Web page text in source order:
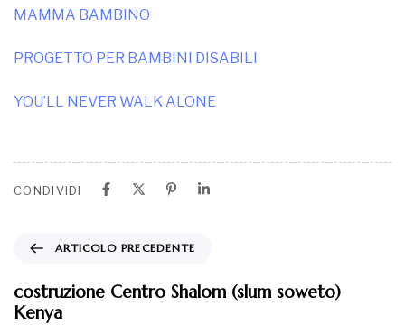
MAMMA BAMBINO
PROGETTO PER BAMBINI DISABILI
YOU’LL NEVER WALK ALONE
CONDIVIDI
ARTICOLO PRECEDENTE
costruzione Centro Shalom (slum soweto)
Kenya